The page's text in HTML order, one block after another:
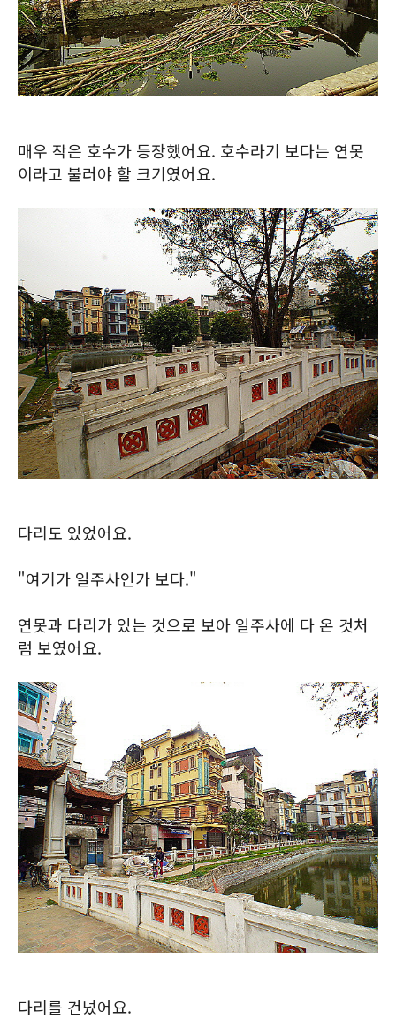
매우 작은 호수가 등장했어요. 호수라기 보다는 연못
이라고 불러야 할 크기였어요.
다리도 있었어요.
"여기가 일주사인가 보다."
연못과 다리가 있는 것으로 보아 일주사에 다 온 것처
럼 보였어요.
다리를 건넜어요.